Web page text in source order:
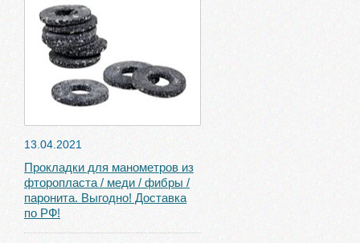
13.04.2021
Прокладки для манометров из
фторопласта / меди / фибры /
паронита. Выгодно! Доставка
по РФ!